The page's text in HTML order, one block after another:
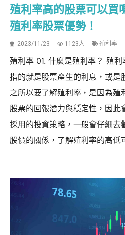
殖利率高的股票可以買
殖利率股票優勢！
2023/11/23 1123人 殖利率
殖利率 01. 什麼是殖利率？ 殖
指的就是股票產生的利息，或是
之所以要了解殖利率，是因為殖
股票的回報潛力與穩定性，因此
採用的投資策略，一般會仔細去
股價的關係，了解殖利率的高低